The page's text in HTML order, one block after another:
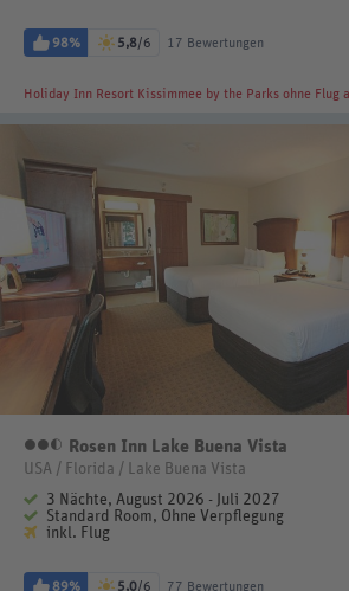
98% 5,8/6 17 Bewertungen
Holiday Inn Resort Kissimmee by the Parks ohne Flug
2,5 Sterne
Rosen Inn Lake Buena Vista
USA / Florida / Lake Buena Vista
3 Nächte, August 2026 - Juli 2027
Standard Room, Ohne Verpflegung
inkl. Flug
89% 5,0/6 77 Bewertungen